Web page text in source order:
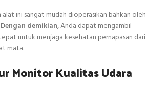
alat ini sangat mudah dioperasikan bahkan oleh
Dengan demikian, Anda dapat mengambil
untuk menjaga kesehatan pernapasan dari
mata.
Monitor Kualitas Udara